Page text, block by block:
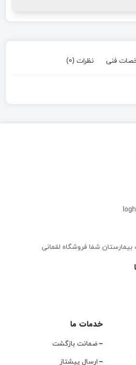
فنی نظرات (0)
شفا فروشگاه لقمانی
خدمات ما
ضمانت بازگشت
ارسال پیشتاز